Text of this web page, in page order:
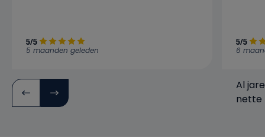
5/5
5 maanden geleden
Al
nette
5/5
6